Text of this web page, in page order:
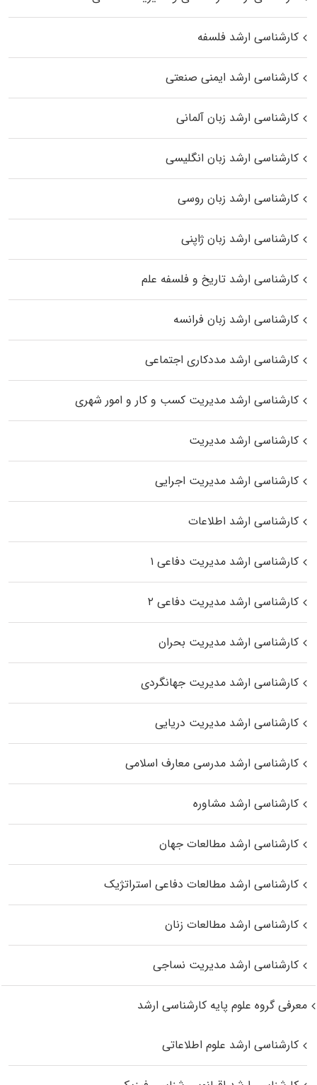
کارشناسی ارشد فلسفه
کارشناسی ارشد ایمنی صنعتی
کارشناسی ارشد زبان آلمانی
کارشناسی ارشد زبان انگلیسی
کارشناسی ارشد زبان روسی
کارشناسی ارشد زبان ژاپنی
کارشناسی ارشد تاریخ و فلسفه علم
کارشناسی ارشد زبان فرانسه
کارشناسی ارشد مددکاری اجتماعی
کارشناسی ارشد مدیریت کسب و کار و امور شهری
کارشناسی ارشد مدیریت
کارشناسی ارشد مدیریت اجرایی
کارشناسی ارشد اطلاعات
کارشناسی ارشد مدیریت دفاعی ۱
کارشناسی ارشد مدیریت دفاعی ۲
کارشناسی ارشد مدیریت بحران
کارشناسی ارشد مدیریت جهانگردی
کارشناسی ارشد مدیریت دریایی
کارشناسی ارشد مدرسی معارف اسلامی
کارشناسی ارشد مشاوره
کارشناسی ارشد مطالعات جهان
کارشناسی ارشد مطالعات دفاعی استراتژیک
کارشناسی ارشد مطالعات زنان
کارشناسی ارشد مدیریت نساجی
معرفی گروه علوم پایه کارشناسی ارشد
کارشناسی ارشد علوم اطلاعاتی